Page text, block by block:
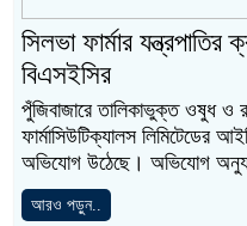
সিলভা ফার্মার যন্ত্রপাতির
বিএসইসির
পুঁজিবাজারে তালিকাভুক্ত ওষুধ ও
ফার্মাসিউটিক্যালস লিমিটেডের
অভিযোগ উঠেছে। অভিযোগ
আরও পড়ুন..